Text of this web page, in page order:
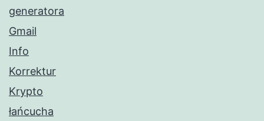
generatora
Gmail
Info
Korrektur
Krypto
łańcucha